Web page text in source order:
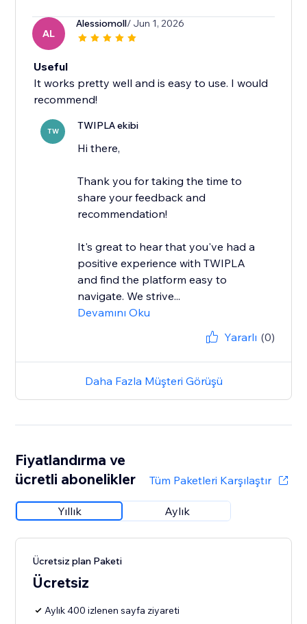
AL
Alessiomoll/ Jun 1, 2026
Useful
It works pretty well and is easy to use. I would
recommend!
TW TWIPLA ekibi
Hi there,
Thank you for taking the time to
share your feedback and
recommendation!
It's great to hear that you've had a
positive experience with TWIPLA
and find the platform easy to
navigate. We strive...
Devamını Oku
Yararlı (0)
Daha Fazla Müşteri Görüşü
Fiyatlandırma ve
ücretli abonelikler
Tüm Paketleri Karşılaştır
Yıllık Aylık
Ücretsiz plan Paketi
Ücretsiz
Aylık 400 izlenen sayfa ziyareti